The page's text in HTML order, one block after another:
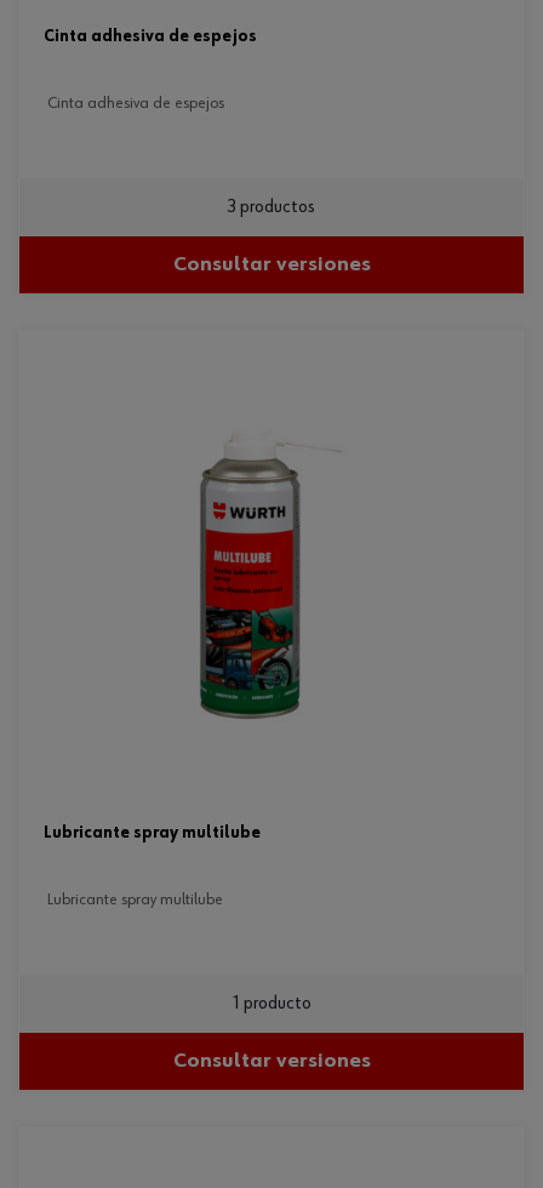
cinta adhesiva de espejos
cinta adhesiva de espejos
3 productos
Consultar versiones
lubricante spray multilube
lubricante spray multilube
1 producto
Consultar versiones